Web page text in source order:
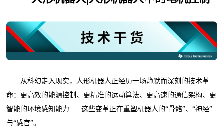
从科幻走入现实，人形机器人正经历一场静默而深刻的技术革
命：更高效的能源控制、更精准的运动算法、更高速的通信架构、更
智能的环境感知能力......这些变革正在重塑机器人的“骨骼”、“神经”
与“感官”。